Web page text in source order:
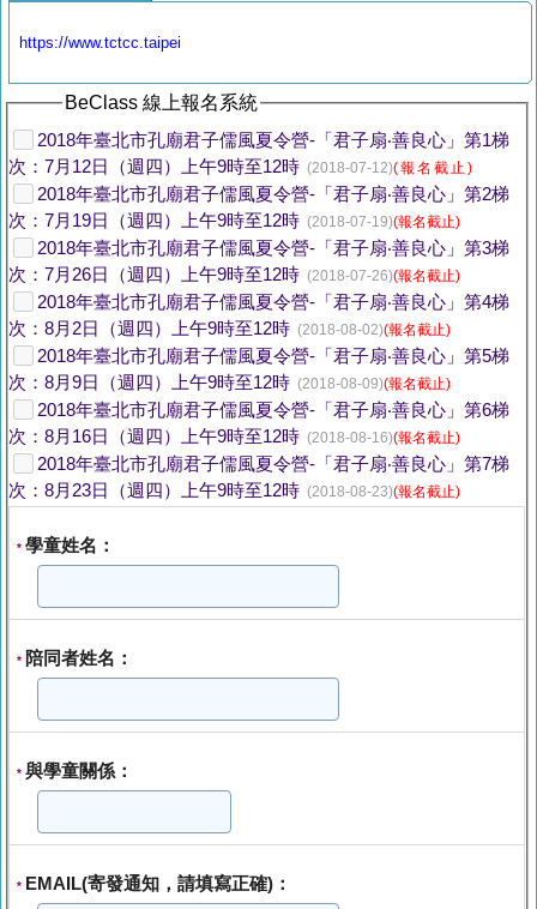
https://www.tctcc.taipei
BeClass 線上報名系統
2018年臺北市孔廟君子儒風夏令營-「君子扇‧善良心」第1梯
次：7月12日（週四）上午9時至12時 (2018-07-12)(報名截止)
2018年臺北市孔廟君子儒風夏令營-「君子扇‧善良心」第2梯
次：7月19日（週四）上午9時至12時 (2018-07-19)(報名截止)
2018年臺北市孔廟君子儒風夏令營-「君子扇‧善良心」第3梯
次：7月26日（週四）上午9時至12時 (2018-07-26)(報名截止)
2018年臺北市孔廟君子儒風夏令營-「君子扇‧善良心」第4梯
次：8月2日（週四）上午9時至12時 (2018-08-02)(報名截止)
2018年臺北市孔廟君子儒風夏令營-「君子扇‧善良心」第5梯
次：8月9日（週四）上午9時至12時 (2018-08-09)(報名截止)
2018年臺北市孔廟君子儒風夏令營-「君子扇‧善良心」第6梯
次：8月16日（週四）上午9時至12時 (2018-08-16)(報名截止)
2018年臺北市孔廟君子儒風夏令營-「君子扇‧善良心」第7梯
次：8月23日（週四）上午9時至12時 (2018-08-23)(報名截止)
* 學童姓名：
* 陪同者姓名：
* 與學童關係：
* EMAIL(寄發通知，請填寫正確)：